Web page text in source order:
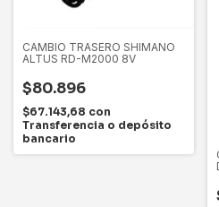
CAMBIO TRASERO SHIMANO
ALTUS RD-M2000 8V
$80.896
$67.143,68 con
Transferencia o depósito
bancario